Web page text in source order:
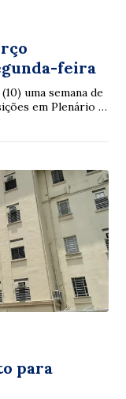
feira
uma semana de
em Plenário e
para